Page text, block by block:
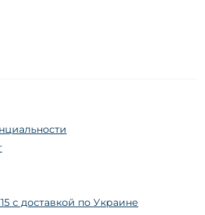
с доставкой по Украине